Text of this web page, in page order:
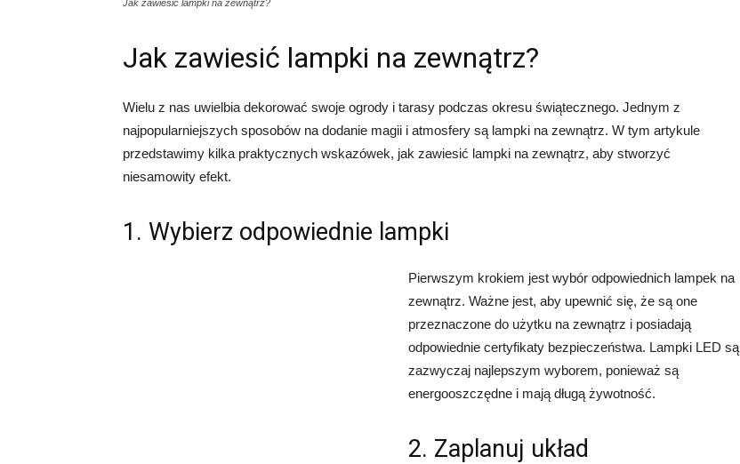
Jak zawiesić lampki na zewnątrz?
Jak zawiesić lampki na zewnątrz?
Wielu z nas uwielbia dekorować swoje ogrody i tarasy podczas okresu świątecznego. Jednym z
najpopularniejszych sposobów na dodanie magii i atmosfery są lampki na zewnątrz. W tym artykule
przedstawimy kilka praktycznych wskazówek, jak zawiesić lampki na zewnątrz, aby stworzyć
niesamowity efekt.
1. Wybierz odpowiednie lampki
Pierwszym krokiem jest wybór odpowiednich lampek na
zewnątrz. Ważne jest, aby upewnić się, że są one
przeznaczone do użytku na zewnątrz i posiadają
odpowiednie certyfikaty bezpieczeństwa. Lampki LED są
zazwyczaj najlepszym wyborem, ponieważ są
energooszczędne i mają długą żywotność.
2. Zaplanuj układ